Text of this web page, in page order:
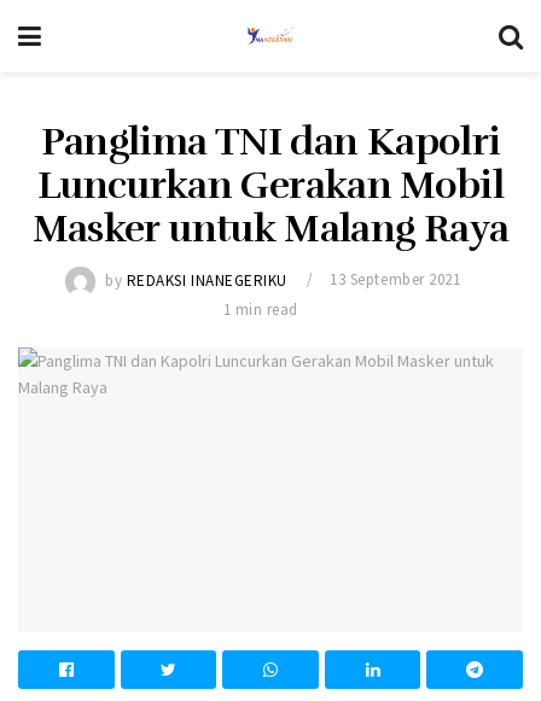
Panglima TNI dan Kapolri
Luncurkan Gerakan Mobil
Masker untuk Malang Raya
by REDAKSI INANEGERIKU
13 September 2021
1 min read